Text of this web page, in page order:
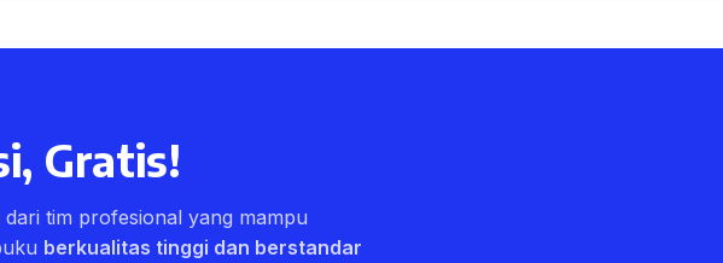
Gratis!
tim profesional yang mampu
berkualitas tinggi dan berstandar